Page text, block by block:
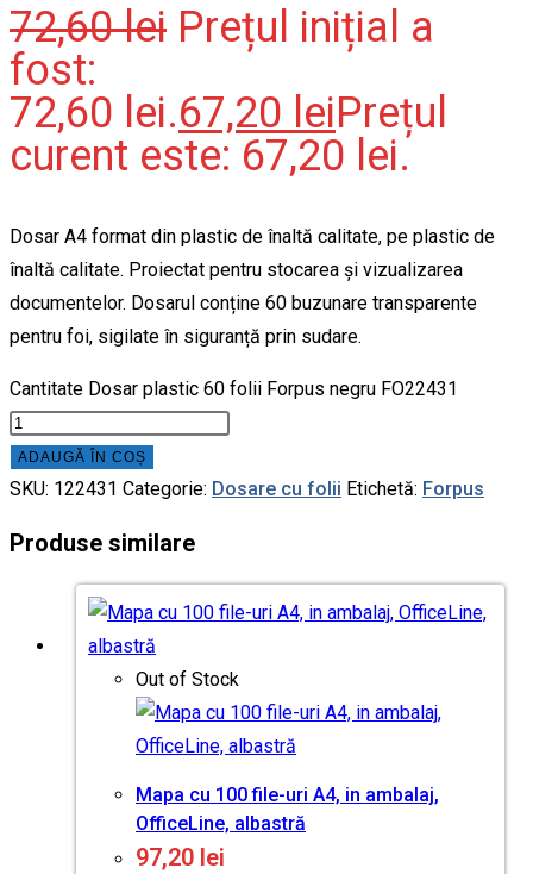
72,60lei Prețul inițial a
fost:
72,60 lei.67,20 leiPrețul
curent este: 67,20 lei.
Dosar A4 format din plastic de înaltă calitate, pe plastic de
înaltă calitate. Proiectat pentru stocarea și vizualizarea
documentelor. Dosarul conține 60 buzunare transparente
pentru foi, sigilate în siguranță prin sudare.
Cantitate Dosar plastic 60 folii Forpus negru FO22431
ADAUGĂ ÎN COȘ
SKU: 122431 Categorie: Dosare cu folii Etichetă: Forpus
Produse similare
Out of Stock
Mapa cu 100 file-uri A4, in ambalaj,
OfficeLine, albastră
97,20 lei